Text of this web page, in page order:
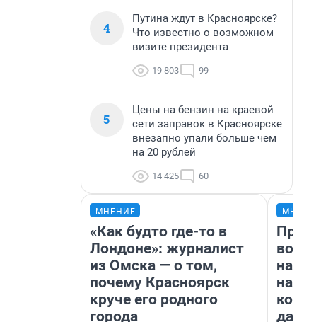
4
Путина ждут в Красноярске?
Что известно о возможном
визите президента
19 803 99
5
Цены на бензин на краевой
сети заправок в Красноярске
внезапно упали больше чем
на 20 рублей
14 425 60
МНЕНИЕ
«Как будто где-то в
Лондоне»: журналист
из Омска — о том,
почему Красноярск
круче его родного
города
нам
даже